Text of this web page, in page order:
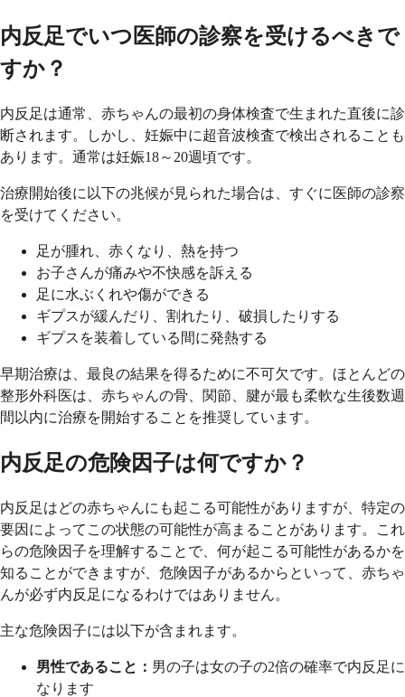
内反足でいつ医師の診察を受けるべきで
すか？
内反足は通常、赤ちゃんの最初の身体検査で生まれた直後に診
断されます。しかし、妊娠中に超音波検査で検出されることも
あります。通常は妊娠18～20週頃です。
治療開始後に以下の兆候が見られた場合は、すぐに医師の診察
を受けてください。
足が腫れ、赤くなり、熱を持つ
お子さんが痛みや不快感を訴える
足に水ぶくれや傷ができる
ギプスが緩んだり、割れたり、破損したりする
ギプスを装着している間に発熱する
早期治療は、最良の結果を得るために不可欠です。ほとんどの
整形外科医は、赤ちゃんの骨、関節、腱が最も柔軟な生後数週
間以内に治療を開始することを推奨しています。
内反足の危険因子は何ですか？
内反足はどの赤ちゃんにも起こる可能性がありますが、特定の
要因によってこの状態の可能性が高まることがあります。これ
らの危険因子を理解することで、何が起こる可能性があるかを
知ることができますが、危険因子があるからといって、赤ちゃ
んが必ず内反足になるわけではありません。
主な危険因子には以下が含まれます。
男性であること： 男の子は女の子の2倍の確率で内反足に
なります